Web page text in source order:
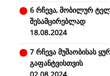
6 რჩევა, მობილურ
შესამცირებლად
18.08.2024
7 რჩევა მუშაობისას
გაფანტვისთვის